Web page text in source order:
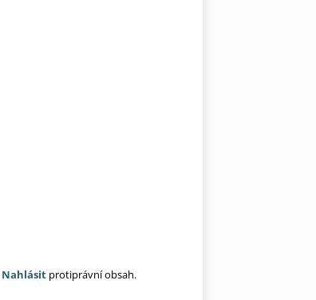
Nahlásit protiprávní obsah.